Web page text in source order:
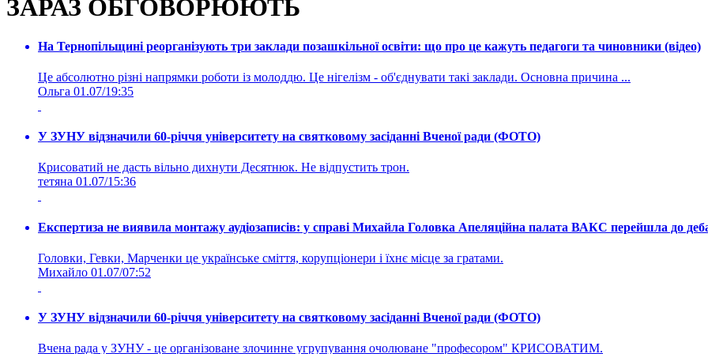
ЗАРАЗ ОБГОВОРЮЮТЬ
На Тернопільщині реорганізують три заклади позашкільної освіти: що про це кажуть педагоги та чиновники (відео)
Це абсолютно різні напрямки роботи із молоддю. Це нігелізм - об'єднувати такі заклади. Основна причина ...
Ольга 01.07/19:35
У ЗУНУ відзначили 60-річчя університету на святковому засіданні Вченої ради (ФОТО)
Крисоватий не дасть вільно дихнути Десятнюк. Не відпустить трон.
тетяна 01.07/15:36
Експертиза не виявила монтажу аудіозаписів: у справі Михайла Головка Апеляційна палата ВАКС перейшла до
Головки, Гевки, Марченки це українське сміття, корупціонери і їхнє місце за гратами.
Михайло 01.07/07:52
У ЗУНУ відзначили 60-річчя університету на святковому засіданні Вченої ради (ФОТО)
Вчена рада у ЗУНУ - це організоване злочинне угрупування очолюване "професором" КРИСОВАТИМ.